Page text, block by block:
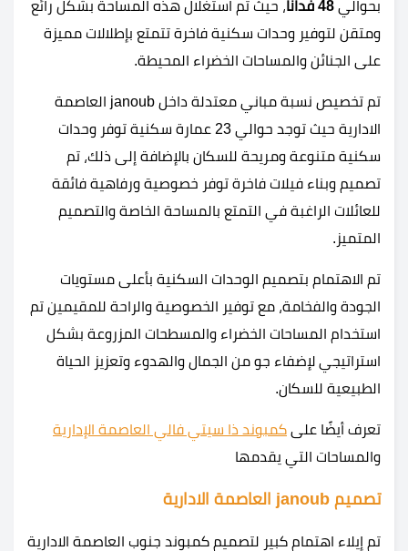
بحوالي 48 فدانًا
، حيث تم استغلال هذه المساحة بشكل رائع
ومتقن لتوفير وحدات سكنية فاخرة تتمتع بإطلالات مميزة
على الجنائن والمساحات الخضراء المحيطة.
تم تخصيص نسبة مباني معتدلة داخل janoub العاصمة
الادارية حيث توجد حوالي 23 عمارة سكنية توفر وحدات
سكنية متنوعة ومريحة للسكان بالإضافة إلى ذلك، تم
تصميم وبناء فيلات فاخرة توفر خصوصية ورفاهية فائقة
للعائلات الراغبة في التمتع بالمساحة الخاصة والتصميم
المتميز.
تم الاهتمام بتصميم الوحدات السكنية بأعلى مستويات
الجودة والفخامة، مع توفير الخصوصية والراحة للمقيمين تم
استخدام المساحات الخضراء والمسطحات المزروعة بشكل
استراتيجي لإضفاء جو من الجمال والهدوء وتعزيز الحياة
الطبيعية للسكان.
تعرف أيضًا على كمبوند ذا سيتي فالي العاصمة الإدارية
والمساحات التي يقدمها
تصميم janoub العاصمة الادارية
تم إيلاء اهتمام كبير لتصميم كمبوند جنوب العاصمة الادارية